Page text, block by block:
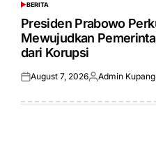
POSTED
IN
BERITA
Presiden Prabowo
Mewujudkan
dari Korupsi
Posted
August 7, 2026Posted
Admin